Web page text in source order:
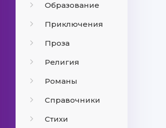
Образование
Приключения
Проза
Религия
Романы
Справочники
Стихи